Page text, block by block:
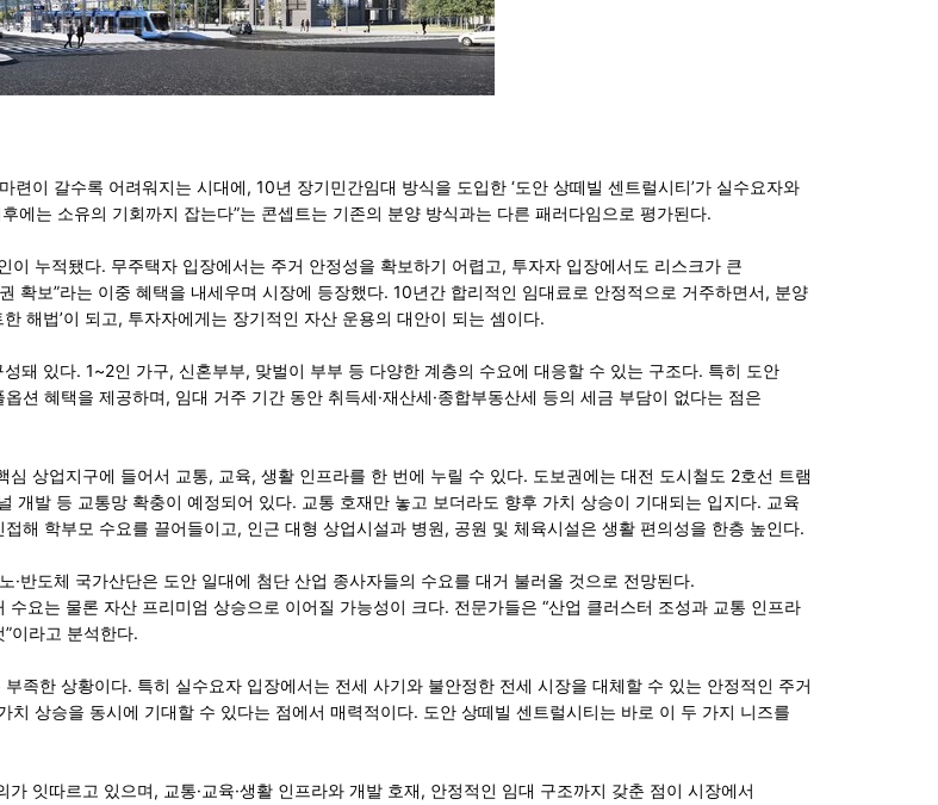
이 갈수록 어려워지는 시대에, 10년 장기민간임대 방식을 도입한 ‘도안 상떼빌 센트럴시티’가 실수요자와
에는 소유의 기회까지 잡는다”는 콘셉트는 기존의 분양 방식과는 다른 패러다임으로 평가된다.
누적됐다. 무주택자 입장에서는 주거 안정성을 확보하기 어렵고, 투자자 입장에서도 리스크가 큰
확보”라는 이중 혜택을 내세우며 시장에 등장했다. 10년간 합리적인 임대료로 안정적으로 거주하면서, 분양
해법’이 되고, 투자자에게는 장기적인 자산 운용의 대안이 되는 셈이다.
돼 있다. 1~2인 가구, 신혼부부, 맞벌이 부부 등 다양한 계층의 수요에 대응할 수 있는 구조다. 특히 도안
션 혜택을 제공하며, 임대 거주 기간 동안 취득세·재산세·종합부동산세 등의 세금 부담이 없다는 점은
상업지구에 들어서 교통, 교육, 생활 인프라를 한 번에 누릴 수 있다. 도보권에는 대전 도시철도 2호선 트램
개발 등 교통망 확충이 예정되어 있다. 교통 호재만 놓고 보더라도 향후 가치 상승이 기대되는 입지다. 교육
해 학부모 수요를 끌어들이고, 인근 대형 상업시설과 병원, 공원 및 체육시설은 생활 편의성을 한층 높인다.
반도체 국가산단은 도안 일대에 첨단 산업 종사자들의 수요를 대거 불러올 것으로 전망된다.
요는 물론 자산 프리미엄 상승으로 이어질 가능성이 크다. 전문가들은 “산업 클러스터 조성과 교통 인프라
이라고 분석한다.
족한 상황이다. 특히 실수요자 입장에서는 전세 사기와 불안정한 전세 시장을 대체할 수 있는 안정적인 주거
상승을 동시에 기대할 수 있다는 점에서 매력적이다. 도안 상떼빌 센트럴시티는 바로 이 두 가지 니즈를
잇따르고 있으며, 교통·교육·생활 인프라와 개발 호재, 안정적인 임대 구조까지 갖춘 점이 시장에서